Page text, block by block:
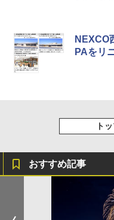
NEXCO
PAをリ
ト
おすすめ記事